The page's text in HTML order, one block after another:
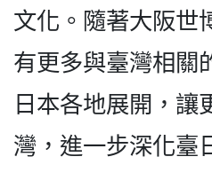
文化。隨著大阪世
有更多與臺灣相關
日本各地展開，讓
灣，進一步深化臺